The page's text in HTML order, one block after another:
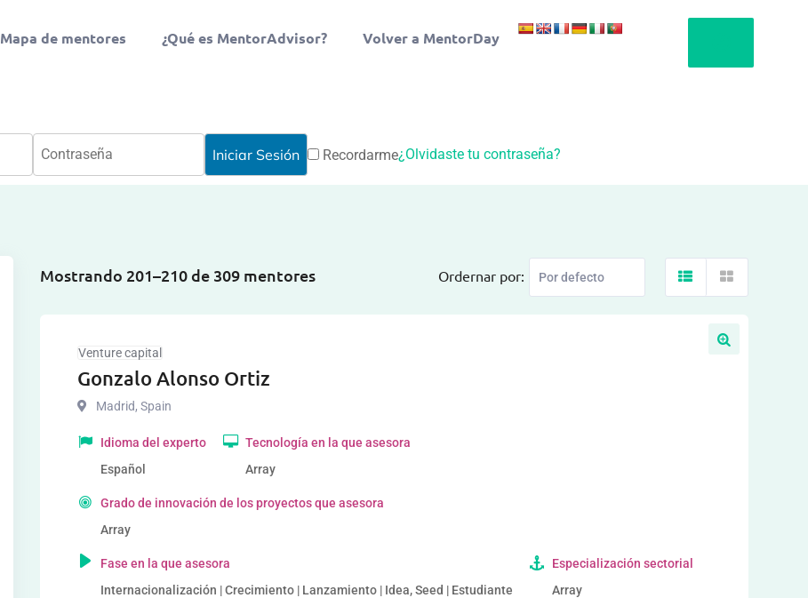
Mapa de mentores ¿Qué es MentorAdvisor? Volver a MentorDay
Recordarme¿Olvidaste tu contraseña?
Mostrando 201–210 de 309 mentores Ordernar por:
Venture capital
Gonzalo Alonso Ortiz
Madrid, Spain
Idioma del experto
Español
Tecnología en la que asesora
Array
Grado de innovación de los proyectos que asesora
Array
Fase en la que asesora
Internacionalización | Crecimiento | Lanzamiento | Idea, Seed | Estudiante
Especialización sectorial
Array